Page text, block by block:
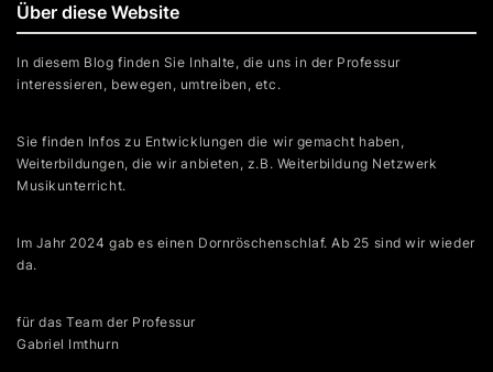
Über diese Website
In diesem Blog finden Sie Inhalte, die uns in der Professur
interessieren, bewegen, umtreiben, etc.
Sie finden Infos zu Entwicklungen die wir gemacht haben,
Weiterbildungen, die wir anbieten, z.B. Weiterbildung Netzwerk
Musikunterricht.
Im Jahr 2024 gab es einen Dornröschenschlaf. Ab 25 sind wir wieder
da.
für das Team der Professur
Gabriel Imthurn